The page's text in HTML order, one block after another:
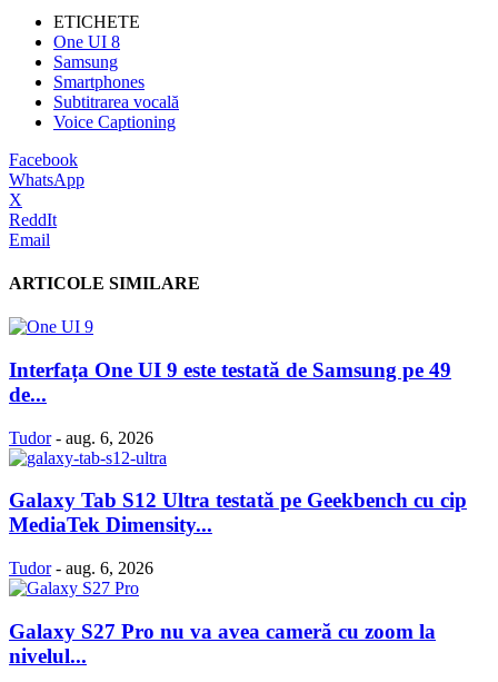
ETICHETE
One UI 8
Samsung
Smartphones
Subtitrarea vocală
Voice Captioning
Facebook
WhatsApp
X
ReddIt
Email
ARTICOLE SIMILARE
Interfața One UI 9 este testată de Samsung pe 49
de...
Tudor - aug. 6, 2026
Galaxy Tab S12 Ultra testată pe Geekbench cu cip
MediaTek Dimensity...
Tudor - aug. 6, 2026
Galaxy S27 Pro nu va avea cameră cu zoom la
nivelul...